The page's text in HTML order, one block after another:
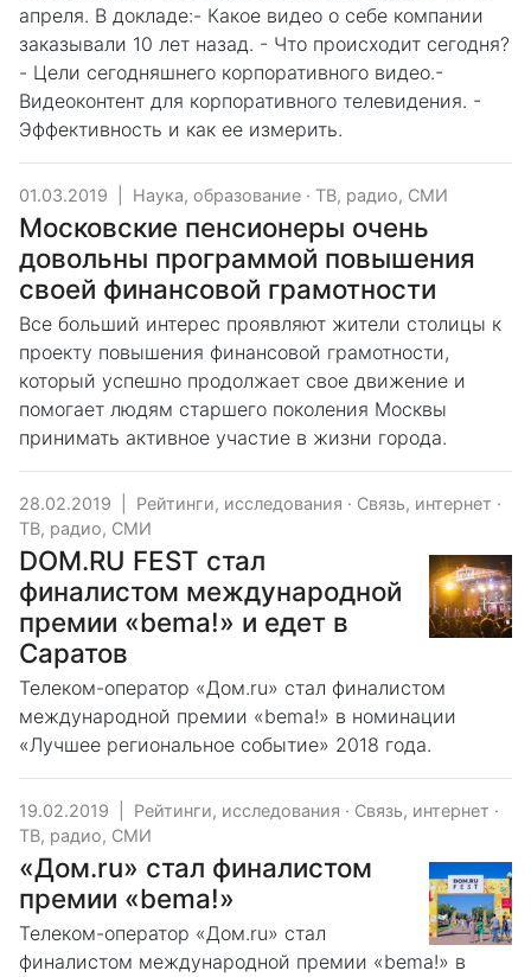
апреля. В докладе:- Какое видео о себе компании
заказывали 10 лет назад. - Что происходит сегодня?
- Цели сегодняшнего корпоративного видео.-
Видеоконтент для корпоративного телевидения. -
Эффективность и как ее измерить.
01.03.2019 Наука, образование · ТВ, радио, СМИ
Московские пенсионеры очень
довольны программой повышения
своей финансовой грамотности
Все больший интерес проявляют жители столицы к
проекту повышения финансовой грамотности,
который успешно продолжает свое движение и
помогает людям старшего поколения Москвы
принимать активное участие в жизни города.
28.02.2019 Рейтинги, исследования · Связь, интернет ·
ТВ, радио, СМИ
DOM.RU FEST стал
финалистом международной
премии «bema!» и едет в
Саратов
Телеком-оператор «Дом.ru» стал финалистом
международной премии «bema!» в номинации
«Лучшее региональное событие» 2018 года.
19.02.2019 Рейтинги, исследования · Связь, интернет ·
ТВ, радио, СМИ
«Дом.ru» стал финалистом
премии «bema!»
Телеком-оператор «Дом.ru» стал
финалистом международной премии «bema!» в